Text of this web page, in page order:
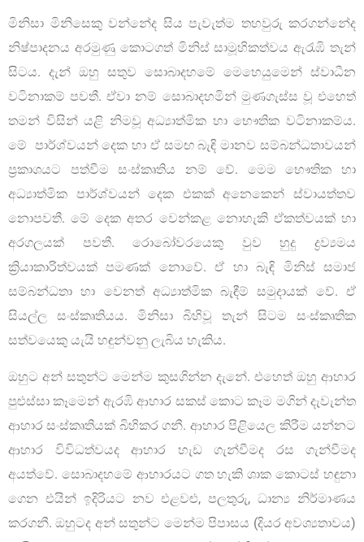
මිනිසා මිනිසෙකු වන්නේද සිය පැවැත්ම තහවුරු කරගන්නේද
නිෂ්පාදනය අරමුණු කොටගත් මිනිස් සාමූහිකත්වය ඇරැඹි තැන්
සිටය. දැන් ඔහු සතුව සොබාදහමේ මෙහෙයුමෙන් ස්වාධීන
වටිනාකම් පවතී. ඒවා නම් සොබාදහමින් මුණගැස්ස වූ එහෙත්
තමන් විසින් යළි නිමවූ අධ්‍යාත්මික හා භෞතික වටිනාකම්ය.
මේ පාර්ශ්වයන් දෙක හා ඒ සමඟ බැඳි මානව සම්බන්ධතාවයන්
ප්‍රකාශයට පත්වීම සංස්කෘතිය නම් වේ. මෙම භෞතික හා
අධ්‍යාත්මික පාර්ශ්වයන් දෙක එකක් අනෙකෙන් ස්වායත්තව
නොපවතී. මේ දෙක අතර වෙන්කළ නොහැකි ඒකත්වයක් හා
අරගලයක් පවතී. රොබෝවරයෙකු වුව හුදු ද්‍රව්‍යමය
ක්‍රියාකාරිත්වයක් පමණක් නොවේ. ඒ හා බැඳි මිනිස් සමාජ
සම්බන්ධතා හා වෙනත් අධ්‍යාත්මික බැඳීම් සමුදායක් වේ. ඒ
සියල්ල සංස්කෘතියය. මිනිසා බිහිවූ තැන් සිටම සංස්කෘතික
සත්වයෙකු යැයි හඳුන්වනු ලැබිය හැකිය.
ඔහුට අන් සතුන්ට මෙන්ම කුසගින්න දැනේ. එහෙත් ඔහු ආහාර
පුළුස්සා කෑමෙන් ඇරඹි ආහාර සකස් කොට කෑම මගින් දැවැන්ත
ආහාර සංස්කෘතියක් බිහිකර ගනී. ආහාර පිළියෙල කිරීම යන්නට
ආහාර විවිධත්වයද ආහාර හැඩ ගැන්වීමද රස ගැන්වීමද
අයත්වේ. සොබාදහමේ ආහාරයට ගත හැකි ශාක කොටස් හඳුනා
ගෙන එයින් ඉදිරියට නව එළවළු, පලතුරු, ධාන්‍ය නිර්මාණය
කරගනී. ඔහුටද අන් සතුන්ට මෙන්ම පිපාසය (දියර අවශ්‍යතාවය)